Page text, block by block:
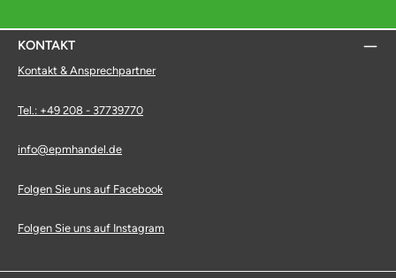
KONTAKT
Kontakt & Ansprechpartner
Tel.: +49 208 - 37739770
info@epmhandel.de
Folgen Sie uns auf Facebook
Folgen Sie uns auf Instagram